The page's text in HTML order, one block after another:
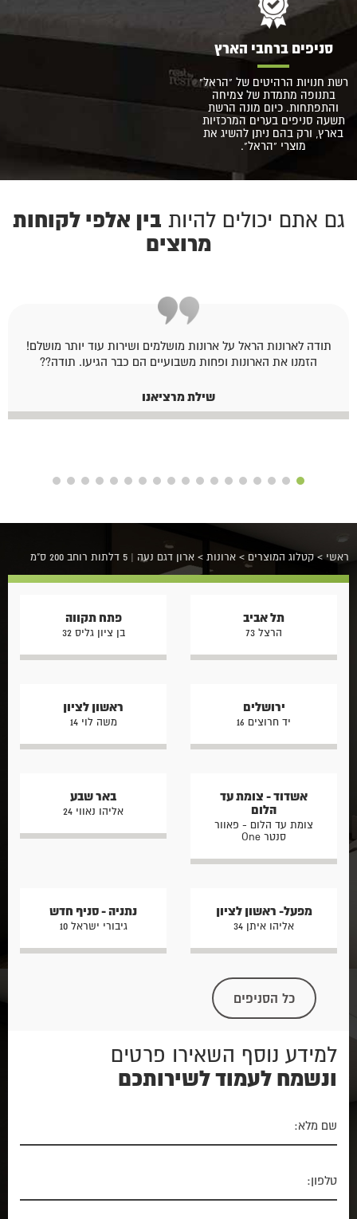
סניפים ברחבי הארץ
רשת חנויות הרהיטים של "הראל"
בתנופה מתמדת של צמיחה
והתפתחות. כיום מונה הרשת
תשעה סניפים בערים המרכזיות
בארץ, ורק בהם ניתן להשיג את
מוצרי "הראל".
גם אתם יכולים להיות בין אלפי לקוחות
מרוצים
תודה לארונות הראל על ארונות מושלמים ושירות עוד יותר מושלם!
הזמנו את הארונות ופחות משבועיים הם כבר הגיעו. תודה??
שילת מרציאנו
ראשי >קטלוג המוצרים > ארונות > ארון דגם נעה | 5 דלתות רוחב 200 ס"מ
תל אביב
הרצל 73
פתח תקווה
בן ציון גליס 32
ירושלים
יד חרוצים 16
ראשון לציון
משה לוי 14
אשדוד - צומת עד
הלום
צומת עד הלום - פאוור
סנטר One
באר שבע
אליהו נאווי 24
מפעל- ראשון לציון
אליהו איתן 34
נתניה - סניף חדש
גיבורי ישראל 10
כל הסניפים
למידע נוסף השאירו פרטים
ונשמח לעמוד לשירותכם